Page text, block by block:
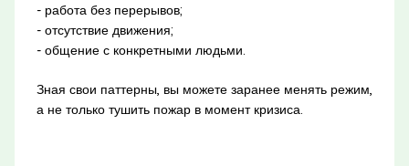
- работа без перерывов;
- отсутствие движения;
- общение с конкретными людьми.
Зная свои паттерны, вы можете заранее менять режим,
а не только тушить пожар в момент кризиса.